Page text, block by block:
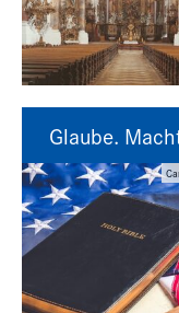
Glaube.